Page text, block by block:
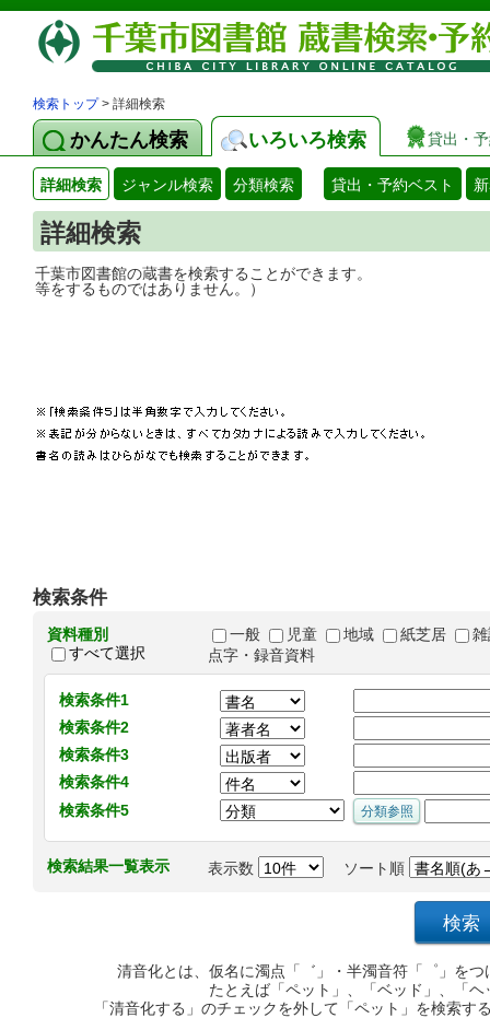
検索トップ> 詳細検索
かんたん検索 いろいろ検索 貸出・
詳細検索 ジャンル検索 分類検索 貸出・予約ベスト
詳細検索
千葉市図書館の蔵書を検索することがで
等をするものではありません。）
検索条件
資料種別
すべて選択
一般 児童 地域 紙芝居
点字・録音資料
検索条件1
検索条件2
検索条件3
検索条件4
検索条件5
検索結果一覧表示 表示数 ソート順
清音化とは、仮名に濁点「゛」・半濁音符「゜」を
たとえば「ペット」、「ベッド」、「
「清音化する」のチェックを外して「ペット」を検索